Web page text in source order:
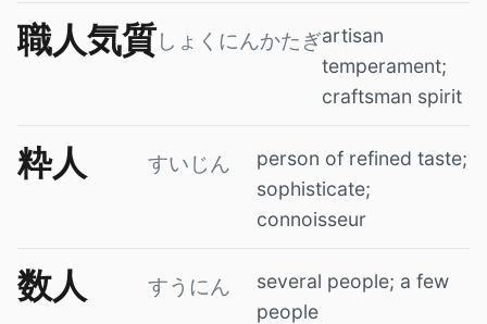
職人気質しょくにんかたぎartisan
temperament;
craftsman spirit
粋人 すいじん
person of refined taste;
sophisticate;
connoisseur
数人 すうにん
several people; a few
people